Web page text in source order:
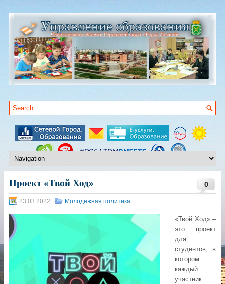
0
Проект «Твой Ход»
23.03.2022 Молодежная политика
«Твой Ход» –
это проект
для
студентов, в
котором
каждый
участник